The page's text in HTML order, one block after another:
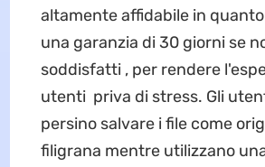
altamente affidabile in
una garanzia di 30 giorni se
soddisfatti , per rendere
utenti priva di stress. Gli
persino salvare i file come
filigrana mentre utilizzano